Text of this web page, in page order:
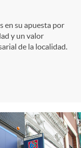
en su apuesta por
y un valor
de la localidad.